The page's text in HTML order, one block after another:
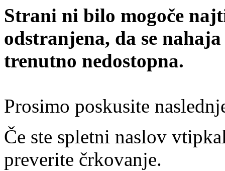
Strani ni bilo mogoče
odstranjena, da se
trenutno nedostopna.
Prosimo poskusite
Če ste spletni naslov
preverite črkovanje.